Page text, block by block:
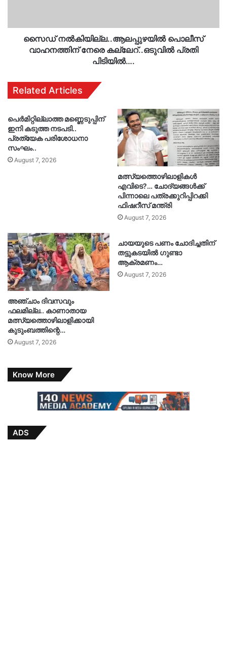
സൈഡ് നൽകിയില്ല..ആലപ്പുഴയിൽ പൊലീസ്
വാഹനത്തിന് നേരെ കല്ലേറ്..ഒടുവിൽ പ്രതി
പിടിയിൽ….
Related Articles
പെർമിറ്റില്ലാത്ത മണ്ണെടുപ്പിന്
ഇനി കടുത്ത നടപടി..
പ്രത്യേക പരിശോധനാ
സംഘം..
August 7, 2026
മത്സ്യത്തൊഴിലാളികൾ
എവിടെ?… ചോദ്യങ്ങൾക്ക്
പിന്നാലെ പത്രക്കുറിപ്പിറക്കി
ഫിഷറീസ് മന്ത്രി
August 7, 2026
അഞ്ചാം ദിവസവും
ഫലമില്ല.. കാണാതായ
മത്സ്യത്തൊഴിലാളിക്കായി
കുടുംബത്തിന്റെ…
August 7, 2026
ചായയുടെ പണം ചോദിച്ചതിന്
തട്ടുകടയിൽ ഗുണ്ടാ
ആക്രമണം…
August 7, 2026
Know More
ADS